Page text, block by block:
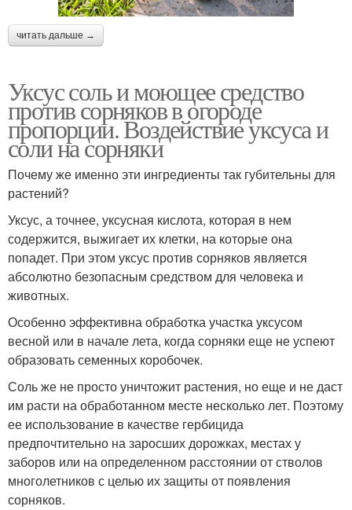
читать дальше →
Уксус соль и моющее средство
против сорняков в огороде
пропорции. Воздействие уксуса и
соли на сорняки
Почему же именно эти ингредиенты так губительны для
растений?
Уксус, а точнее, уксусная кислота, которая в нем
содержится, выжигает их клетки, на которые она
попадет. При этом уксус против сорняков является
абсолютно безопасным средством для человека и
животных.
Особенно эффективна обработка участка уксусом
весной или в начале лета, когда сорняки еще не успеют
образовать семенных коробочек.
Соль же не просто уничтожит растения, но еще и не даст
им расти на обработанном месте несколько лет. Поэтому
ее использование в качестве гербицида
предпочтительно на заросших дорожках, местах у
заборов или на определенном расстоянии от стволов
многолетников с целью их защиты от появления
сорняков.